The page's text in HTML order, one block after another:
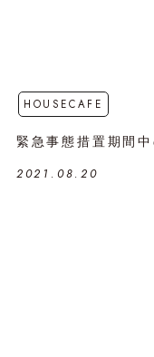
HOUSECAFE
緊急事態措置期間
2021.08.20